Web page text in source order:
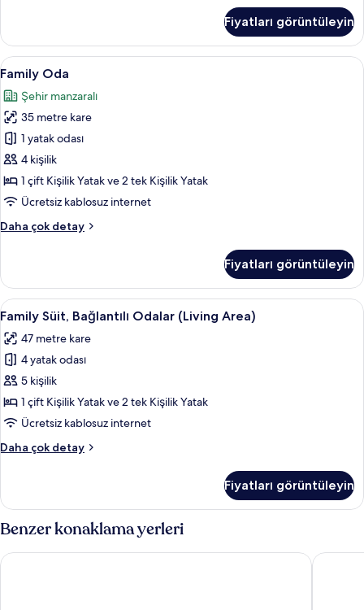
fazla
detay
Fiyatları görüntüleyin
Family
Oda
için
tüm
fotoğrafları
görün
6
Family Oda
Şehir manzaralı
35 metre kare
1 yatak odası
4 kişilik
1 çift Kişilik Yatak ve 2 tek Kişilik Yatak
Ücretsiz kablosuz internet
Daha çok detay
Family
fazla
detay
Fiyatları görüntüleyin
Family
Süit,
Bağlantılı
Odalar
(Living
Area)
için
fotoğrafları
Family Süit, Bağlantılı Odalar (Living
6
Family Süit, Bağlantılı Odalar (Living Area)
47 metre kare
4 yatak odası
5 kişilik
1 çift Kişilik Yatak ve 2 tek Kişilik Yatak
Ücretsiz kablosuz internet
Daha çok detay
Family
(Living
Area)
hakkında
daha
fazla
Fiyatları görüntüleyin
Benzer konaklama yerleri
Aydınbey Queen's Palace & Spa - Ultra Her Şey Dâhil